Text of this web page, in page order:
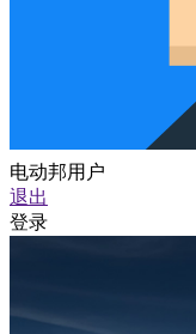
电动邦用户
退出
登录